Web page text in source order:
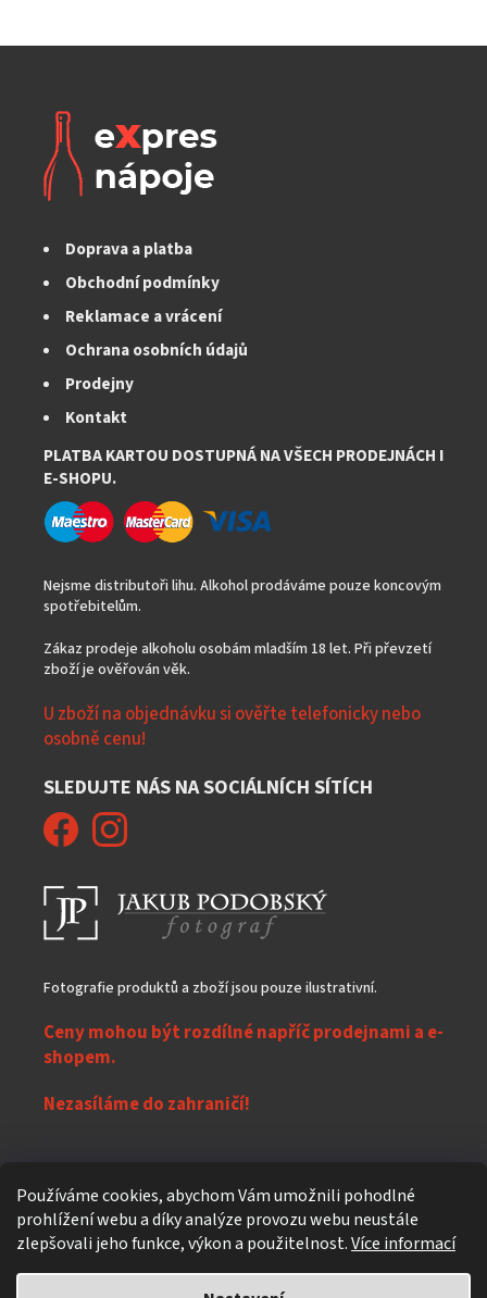
Používáme cookies, abychom Vám umožnili pohodlné
prohlížení webu a díky analýze provozu webu neustále
zlepšovali jeho funkce, výkon a použitelnost.Více informací
Doprava a platba
Obchodní podmínky
Reklamace a vrácení
Ochrana osobních údajů
Prodejny
Kontakt
PLATBA KARTOU DOSTUPNÁ NA VŠECH PRODEJNÁCH I
E-SHOPU.
Nejsme distributoři lihu. Alkohol prodáváme pouze koncovým
spotřebitelům.
Zákaz prodeje alkoholu osobám mladším 18 let. Při převzetí
zboží je ověřován věk.
U zboží na objednávku si ověřte telefonicky nebo
osobně cenu!
SLEDUJTE NÁS NA SOCIÁLNÍCH SÍTÍCH
Fotografie produktů a zboží jsou pouze ilustrativní.
Ceny mohou být rozdílné napříč prodejnami a e-
shopem.
Nezasíláme do zahraničí!
Vytvořil Shoptet